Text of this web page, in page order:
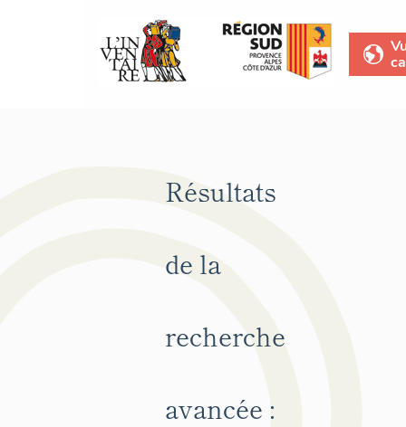
Résultats
de la
recherche
avancée :